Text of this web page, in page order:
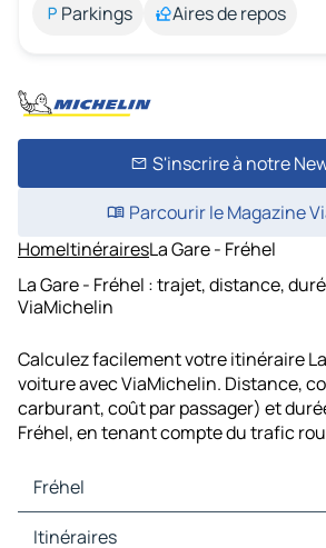
Parkings
Aires de repos
S'inscrire à notre
Parcourir le Magazine
HomeItinérairesLa Gare - Fréhel
La Gare - Fréhel : trajet, distance,
ViaMichelin
Calculez facilement votre itinéraire
voiture avec ViaMichelin. Distance,
carburant, coût par passager) et
Fréhel, en tenant compte du trafic
Fréhel
Fréhel Cartes et plans
Itinéraires